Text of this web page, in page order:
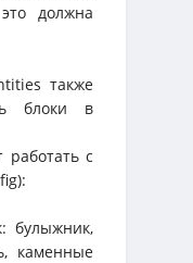
должна
также
блоки в
работать с
булыжник,
каменные